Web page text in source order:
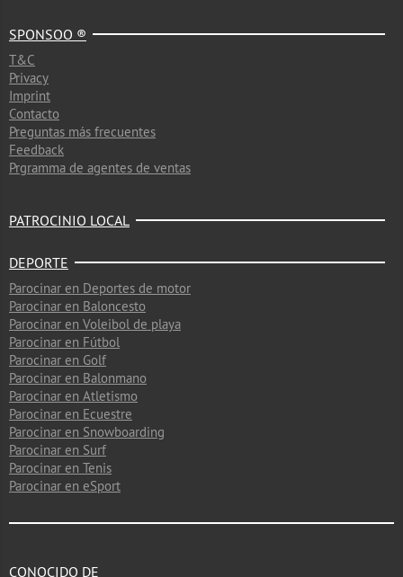
SPONSOO ®
T&C
Privacy
Imprint
Contacto
Preguntas más frecuentes
Feedback
Prgramma de agentes de ventas
PATROCINIO LOCAL
DEPORTE
Parocinar en Deportes de motor
Parocinar en Baloncesto
Parocinar en Voleibol de playa
Parocinar en Fútbol
Parocinar en Golf
Parocinar en Balonmano
Parocinar en Atletismo
Parocinar en Ecuestre
Parocinar en Snowboarding
Parocinar en Surf
Parocinar en Tenis
Parocinar en eSport
CONOCIDO DE